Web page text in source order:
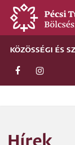
Ugrás
tartalomra
KÖZÖSSÉGI ÉS